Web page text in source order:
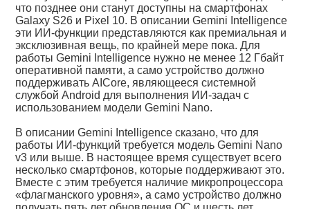
что позднее они станут доступны на смартфонах
Galaxy S26 и Pixel 10. В описании Gemini Intelligence
эти ИИ-функции представляются как премиальная и
эксклюзивная вещь, по крайней мере пока. Для
работы Gemini Intelligence нужно не менее 12 Гбайт
оперативной памяти, а само устройство должно
поддерживать AICore, являющееся системной
службой Android для выполнения ИИ-задач с
использованием модели Gemini Nano.
В описании Gemini Intelligence сказано, что для
работы ИИ-функций требуется модель Gemini Nano
v3 или выше. В настоящее время существует всего
несколько смартфонов, которые поддерживают это.
Вместе с этим требуется наличие микропроцессора
«флагманского уровня», а само устройство должно